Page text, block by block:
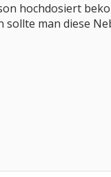
hochdosiert
sollte man diese